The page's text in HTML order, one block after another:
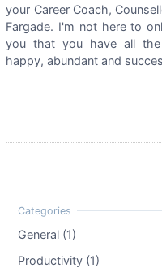
your Career Coach,
Fargade. I'm not here to
you that you have all
happy, abundant and
General (1)
Productivity (1)